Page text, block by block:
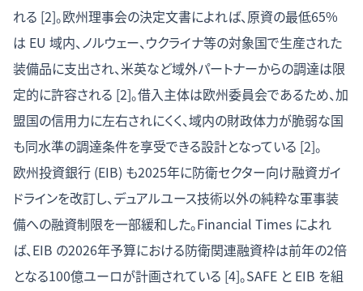
れる [2]。欧州理事会の決定文書によれば、原資の最低65%
は EU 域内、ノルウェー、ウクライナ等の対象国で生産された
装備品に支出され、米英など域外パートナーからの調達は限
定的に許容される [2]。借入主体は欧州委員会であるため、加
盟国の信用力に左右されにくく、域内の財政体力が脆弱な国
も同水準の調達条件を享受できる設計となっている [2]。
欧州投資銀行 (EIB) も2025年に防衛セクター向け融資ガイ
ドラインを改訂し、デュアルユース技術以外の純粋な軍事装
備への融資制限を一部緩和した。Financial Times によれ
ば、EIB の2026年予算における防衛関連融資枠は前年の2倍
となる100億ユーロが計画されている [4]。SAFE と EIB を組